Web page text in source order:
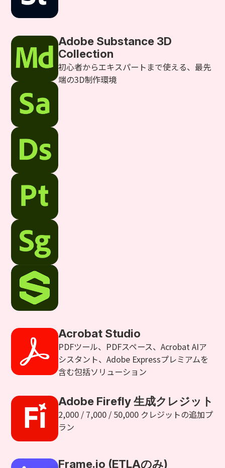
Adobe Substance 3D
Collection
初心者からエキスパートまで使える、最先
端の3D制作環境
Acrobat Studio
PDFツール、PDFスペース、Acrobat AIア
シスタント、Adobe Expressプレミアムを
含む包括ソリューション
Adobe Firefly 生成クレジット
2,000 / 7,000 / 50,000 クレジットの追加プ
ラン
Frame.io (ETLAのみ)